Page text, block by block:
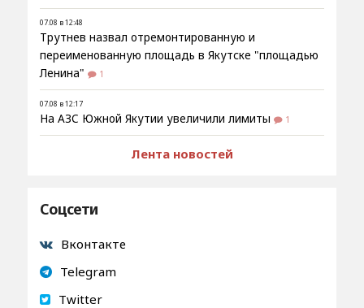
07.08 в 12:48
Трутнев назвал отремонтированную и
переименованную площадь в Якутске "площадью
Ленина"
1
07.08 в 12:17
На АЗС Южной Якутии увеличили лимиты 1
Лента новостей
Соцсети
Вконтакте
Telegram
Twitter